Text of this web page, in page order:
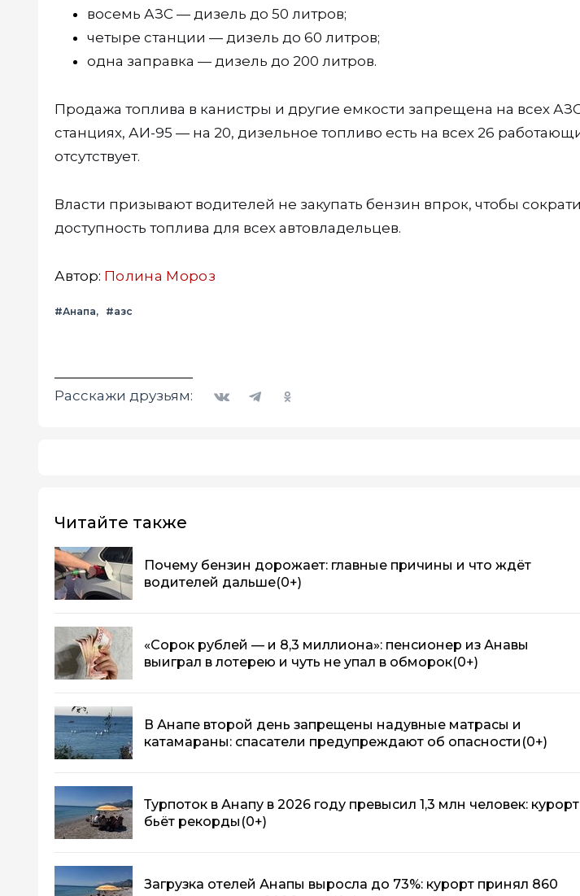
восемь АЗС — дизель до 50 литров;
четыре станции — дизель до 60 литров;
одна заправка — дизель до 200 литров.
Продажа топлива в канистры и другие емкости запрещена на всех
станциях, АИ-95 — на 20, дизельное топливо есть на всех 26
отсутствует.
Власти призывают водителей не закупать бензин впрок, чтобы
доступность топлива для всех автовладельцев.
Автор: Полина Мороз
#Анапа #азс
Расскажи друзьям:
Читайте также
Почему бензин дорожает: главные причины и что ждёт
водителей дальше(0+)
«Сорок рублей — и 8,3 миллиона»: пенсионер из Анавы
выиграл в лотерею и чуть не упал в обморок(0+)
В Анапе второй день запрещены надувные матрасы и
катамараны: спасатели предупреждают об опасности (0+)
Турпоток в Анапу в 2026 году превысил 1,3 млн человек: курорт
бьёт рекорды (0+)
Загрузка отелей Анапы выросла до 73%: курорт принял 860